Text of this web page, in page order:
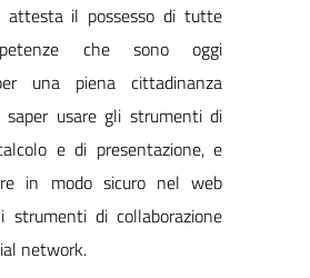
attesta il possesso di tutte
che sono oggi
una piena cittadinanza
saper usare gli strumenti di
e di presentazione, e
in modo sicuro nel web
strumenti di collaborazione
network.